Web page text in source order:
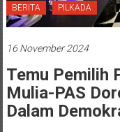
BERITA PILKADA
16 November 2024
Temu Pemilih
Mulia-PAS
Dalam